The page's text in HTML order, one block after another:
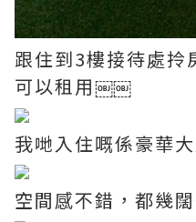
跟住到3樓接待處拎
可以租用￼￼
我哋入住嘅係豪華
空間感不錯，都幾